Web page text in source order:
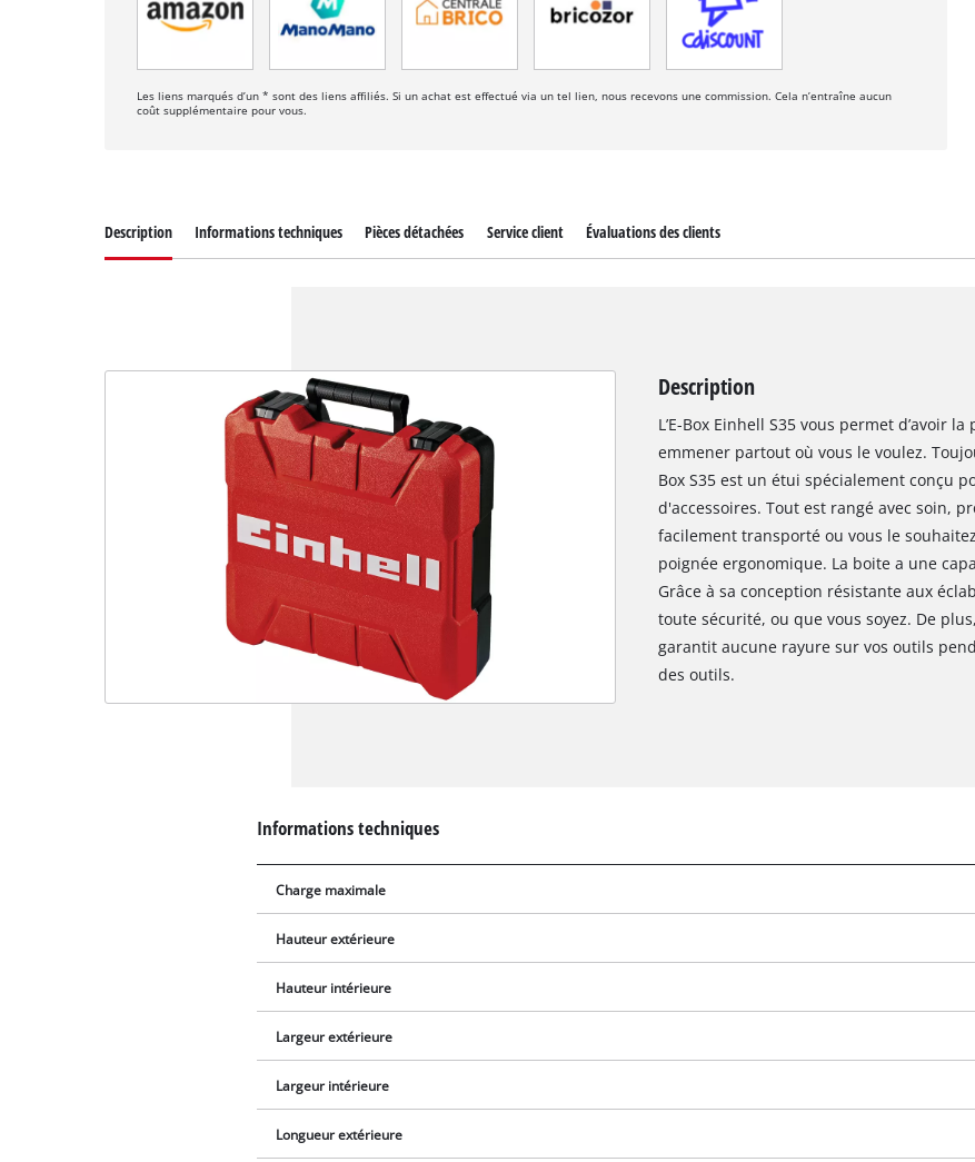
Les liens marqués d’un * sont des liens affiliés. Si un achat est effectué via un tel lien, nous recevons une commission. Cela n’entraîne aucun
coût supplémentaire pour vous.
Description Informations techniques Pièces détachées Service client Évaluations des clients
Description
L’E-Box Einhell S35 vous permet d’avoir
emmener partout où vous le voulez.
Box S35 est un étui spécialement conçu
d'accessoires. Tout est rangé avec soin,
facilement transporté ou vous le
poignée ergonomique. La boite a une
Grâce à sa conception résistante aux
toute sécurité, ou que vous soyez. De
garantit aucune rayure sur vos outils
des outils.
Informations techniques
Charge maximale
Hauteur extérieure
Hauteur intérieure
Largeur extérieure
Largeur intérieure
Longueur extérieure